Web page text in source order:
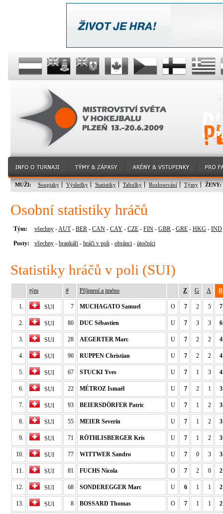
MUŽI: Soupisky Výsledky Statistiky Tabulky Rozlosování Týmy ŽENY:
Osobní statistiky hráčů
Tým: všechny -AUT- BER - CAN - CAY - CZE - FIN - GBR - GRE - HKG - IND
Posty: všechny - brankáři - hráči v poli - obránci - útočníci
Statistiky hráčů v poli (SUI)
tým # Příjmení a jméno Z G A B
1. SUI 7 MUCHAGATO Samuel O 7 2 5 7
2. SUI 80 DUC Sébastien U 7 3 3 6
3. SUI 28 AEGERTER Marc U 7 2 2 4
4. SUI 90 RUPPEN Christian U 7 2 2 4
5. SUI 67 STUCKI Yves U 7 1 3 4
6. SUI 22 MÉTROZ Ismaël U 7 2 1 3
7. SUI 93 BEIERSDÖRFER Patric U 7 1 2 3
8. SUI 55 MEIER Severin U 7 1 2 3
9. SUI 71 RÖTHLISBERGER Kris U 7 1 2 3
10. SUI 77 WITTWER Sandro U 7 0 3 3
11. SUI 81 FUCHS Nicola O 7 2 0 2
12. SUI 68 SONDEREGGER Marc U 6 1 1 2
13. SUI 8 BOSSARD Thomas O 7 1 1 2